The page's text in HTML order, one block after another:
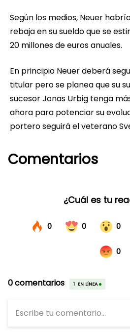
Según los medios, Neuer
rebaja en su sueldo que se
20 millones de euros anuales.
En principio Neuer deberá
titular pero se planea que su
sucesor Jonas Urbig tenga
ahora para potenciar su
portero seguirá el veterano
Comentarios